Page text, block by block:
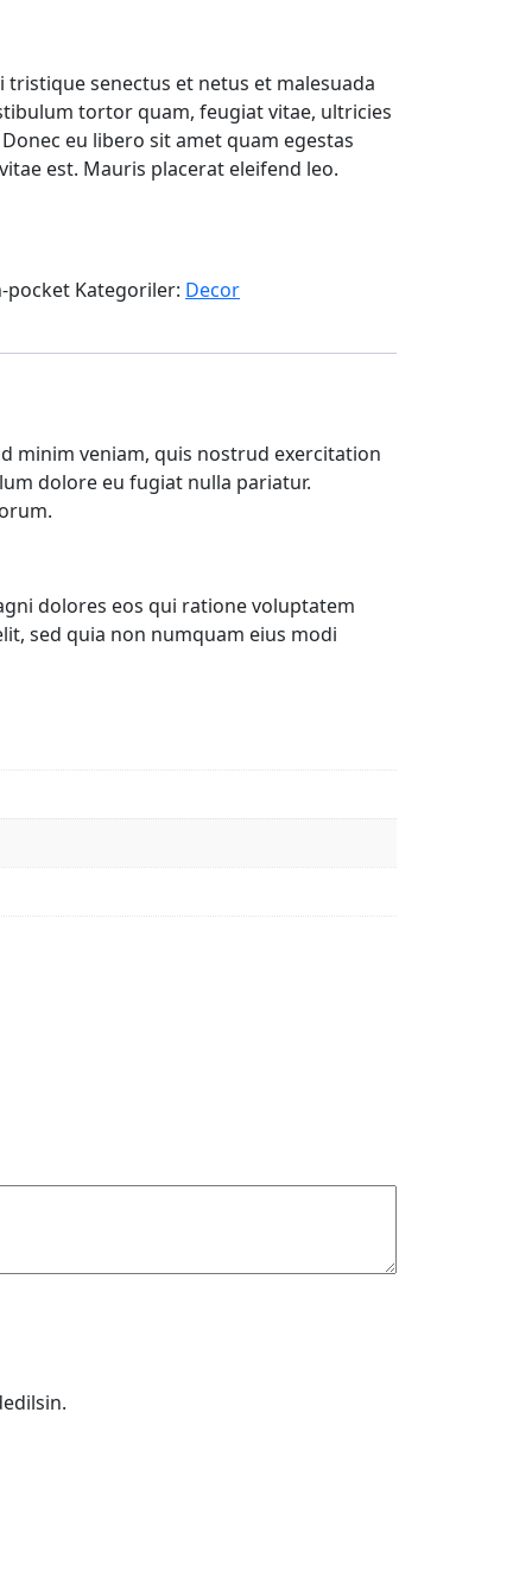
senectus et netus et malesuada
tortor quam, feugiat vitae, ultricies
eu libero sit amet quam egestas
est. Mauris placerat eleifend leo.
pocket Kategoriler: Decor
minim veniam, quis nostrud exercitation
dolore eu fugiat nulla pariatur.
dolores eos qui ratione voluptatem
sed quia non numquam eius modi